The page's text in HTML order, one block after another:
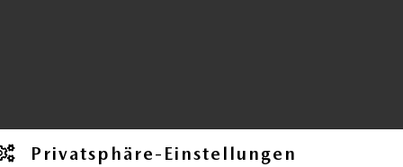
Privatsphäre-Einstellungen